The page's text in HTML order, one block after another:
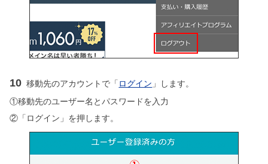
10 移動先のアカウントで「 ログイン 」します。
①移動先のユーザー名とパスワードを入力
②「ログイン」を押します。